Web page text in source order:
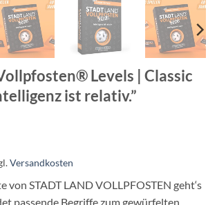
Levels | Classic
ist relativ.”
Versandkosten
von STADT LAND VOLLPFOSTEN geht‘s
passende Begriffe zum gewürfelten